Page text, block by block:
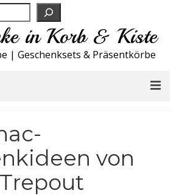
in Korb & Kiste
| Geschenksets & Präsentkörbe
von